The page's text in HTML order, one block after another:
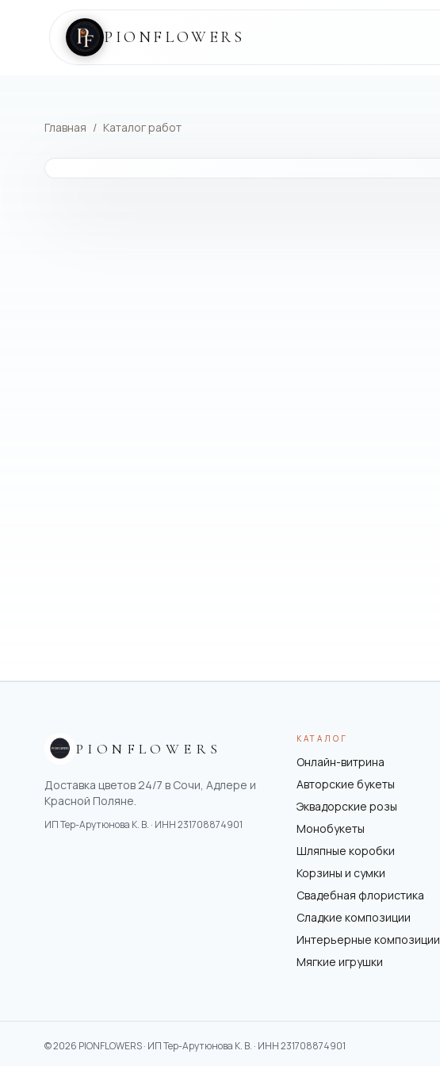
PIONFLOWERS
Главная / Каталог работ
PIONFLOWERS
Доставка цветов 24/7 в Сочи, Адлере и
Красной Поляне.
ИП Тер-Арутюнова К. В. · ИНН231708874901
КАТАЛОГ
Онлайн-витрина
Авторские букеты
Эквадорские розы
Монобукеты
Шляпные коробки
Корзины и сумки
Свадебная флористика
Сладкие композиции
Интерьерные композиции
Мягкие игрушки
©2026 PIONFLOWERS · ИП Тер-Арутюнова К. В. · ИНН231708874901